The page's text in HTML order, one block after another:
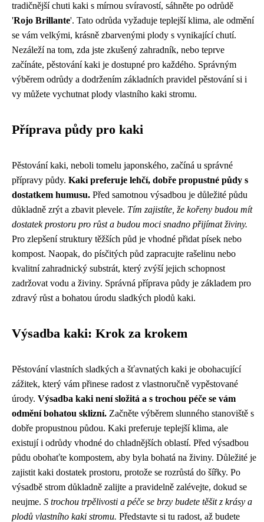
tradičnější chuti kaki s mírnou svíravostí, sáhněte po odrůdě
'Rojo Brillante'. Tato odrůda vyžaduje teplejší klima, ale odmění
se vám velkými, krásně zbarvenými plody s vynikající chutí.
Nezáleží na tom, zda jste zkušený zahradník, nebo teprve
začínáte, pěstování kaki je dostupné pro každého. Správným
výběrem odrůdy a dodržením základních pravidel pěstování si i
vy můžete vychutnat plody vlastního kaki stromu.
Příprava půdy pro kaki
Pěstování kaki, neboli tomelu japonského, začíná u správné
přípravy půdy. Kaki preferuje lehčí, dobře propustné půdy s
dostatkem humusu. Před samotnou výsadbou je důležité půdu
důkladně zrýt a zbavit plevele. Tím zajistíte, že kořeny budou mít
dostatek prostoru pro růst a budou moci snadno přijímat živiny.
Pro zlepšení struktury těžších půd je vhodné přidat písek nebo
kompost. Naopak, do písčitých půd zapracujte rašelinu nebo
kvalitní zahradnický substrát, který zvýší jejich schopnost
zadržovat vodu a živiny. Správná příprava půdy je základem pro
zdravý růst a bohatou úrodu sladkých plodů kaki.
Výsadba kaki: Krok za krokem
Pěstování vlastních sladkých a šťavnatých kaki je obohacující
zážitek, který vám přinese radost z vlastnoručně vypěstované
úrody. Výsadba kaki není složitá a s trochou péče se vám
odmění bohatou sklizní. Začněte výběrem slunného stanoviště s
dobře propustnou půdou. Kaki preferuje teplejší klima, ale
existují i ​​odrůdy vhodné do chladnějších oblastí. Před výsadbou
půdu obohaťte kompostem, aby byla bohatá na živiny. Důležité je
zajistit kaki dostatek prostoru, protože se rozrůstá do šířky. Po
výsadbě strom důkladně zalijte a pravidelně zalévejte, dokud se
neujme. S trochou trpělivosti a péče se brzy budete těšit z krásy a
plodů vlastního kaki stromu. Představte si tu radost, až budete